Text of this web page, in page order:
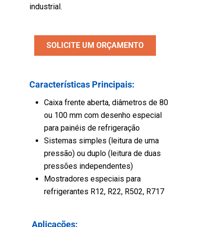
industrial.
SOLICITE UM ORÇAMENTO
Características Principais:
Caixa frente aberta, diâmetros de 80
ou 100 mm com desenho especial
para painéis de refrigeração
Sistemas simples (leitura de uma
pressão) ou duplo (leitura de duas
pressões independentes)
Mostradores especiais para
refrigerantes R12, R22, R502, R717
Aplicações: